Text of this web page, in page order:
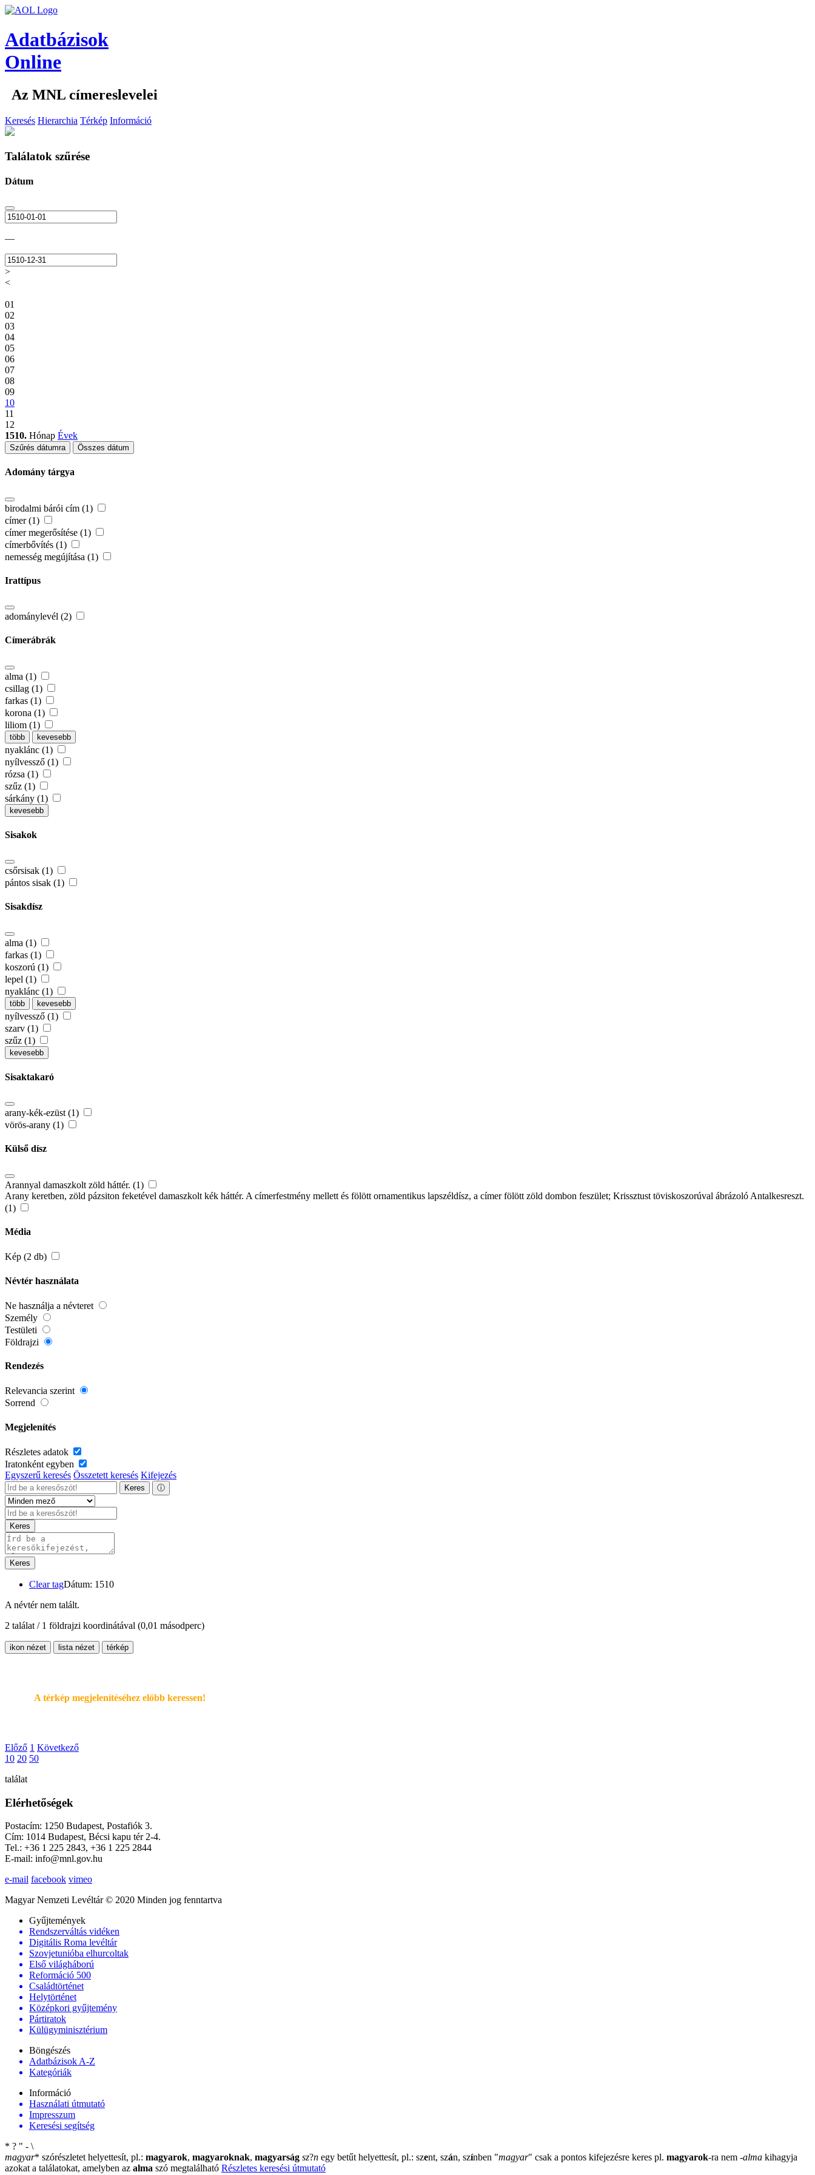
Adatbázisok
Online
Az MNL címereslevelei
Keresés Hierarchia Térkép Információ
Találatok szűrése
Dátum
—
>
<
01
02
03
04
05
06
07
08
09
10
11
12
1510. Hónap Évek
Szűrés dátumra Összes dátum
Adomány tárgya
birodalmi bárói cím (1)
címer (1)
címer megerősítése (1)
címerbővítés (1)
nemesség megújítása (1)
Irattípus
adománylevél (2)
Címerábrák
alma (1)
csillag (1)
farkas (1)
korona (1)
liliom (1)
több kevesebb
nyaklánc (1)
nyílvessző (1)
rózsa (1)
szűz (1)
sárkány (1)
kevesebb
Sisakok
csőrsisak (1)
pántos sisak (1)
Sisakdísz
alma (1)
farkas (1)
koszorú (1)
lepel (1)
nyaklánc (1)
több kevesebb
nyílvessző (1)
szarv (1)
szűz (1)
kevesebb
Sisaktakaró
arany-kék-ezüst (1)
vörös-arany (1)
Külső dísz
Arannyal damaszkolt zöld háttér. (1)
Arany keretben, zöld pázsiton feketével damaszkolt kék háttér. A címerfestmény mellett és fölött ornamentikus lapszéldísz, a címer fölött zöld dombon feszület; Krissztust töviskoszorúval ábrázoló Antalkesreszt.
(1)
Média
Kép (2 db)
Névtér használata
Ne használja a névteret
Személy
Testületi
Földrajzi
Rendezés
Relevancia szerint
Sorrend
Megjelenítés
Részletes adatok
Iratonként egyben
Egyszerű keresés Összetett keresés Kifejezés
Keres ⓘ
Keres
Keres
Clear tagDátum: 1510
A névtér nem talált.
2 találat / 1 földrajzi koordinátával (0,01 másodperc)
ikon nézet lista nézet térkép
A térkép megjelenítéséhez elöbb keressen!
Előző 1 Következő
10 20 50
találat
Elérhetőségek
Postacím: 1250 Budapest, Postafiók 3.
Cím: 1014 Budapest, Bécsi kapu tér 2-4.
Tel.: +36 1 225 2843, +36 1 225 2844
E-mail: info@mnl.gov.hu
e-mail facebook vimeo
Magyar Nemzeti Levéltár © 2020 Minden jog fenntartva
Gyűjtemények
Rendszerváltás vidéken
Digitális Roma levéltár
Szovjetunióba elhurcoltak
Első világháború
Reformáció 500
Családtörténet
Helytörténet
Középkori gyűjtemény
Pártiratok
Külügyminisztérium
Böngészés
Adatbázisok A-Z
Kategóriák
Információ
Használati útmutató
Impresszum
Keresési segítség
* ? " - \
magyar* szórészletet helyettesít, pl.: magyarok, magyaroknak, magyarság sz?n egy betűt helyettesít, pl.: szent, szán, színben "magyar" csak a pontos kifejezésre keres pl. magyarok-ra nem -alma kihagyja
azokat a találatokat, amelyben az alma szó megtalálható Részletes keresési útmutató